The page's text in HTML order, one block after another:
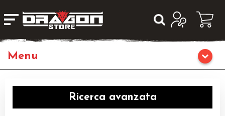
Giochi da Tavolo
Ricerca avanzata